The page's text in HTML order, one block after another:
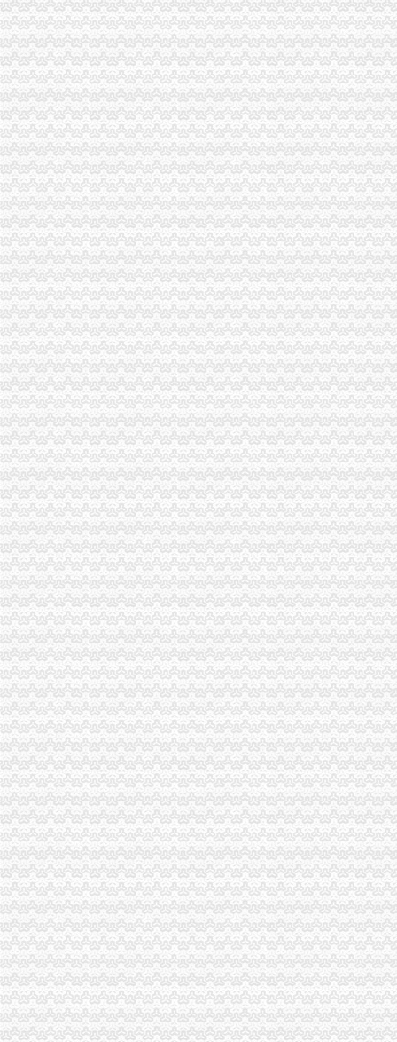
市一般纳税人认定标准场处结合大讨论抓好当前两方面工作
高新区局再添措施 掀起新一轮“解放思想、更新观念”怎么注册一般纳税人大讨
沙坪坝局一般纳税人公司条件深化服务理念造和谐工商
南岸局开展“制止欺诈月”一般纳税人认定标准活动取得成效
垫江县消委成功调解电信消费争议避免一集体上访事件
长寿局怎么注册一般纳税人采取九条措施推进社会主义新农村建设
江北局怎么注册一般纳税人成功调解一起木地板纠纷获群众好评
周朝东局长、一般纳税人注册流程郭翔副局长到高新园分局检查指导工作
工商动态
璧山局“六个化”一般纳税人怎么交税推进政务公开工作
荣昌局怎么注册一般纳税人突出重点认真开展农机护农专项理行动
永川局化农资市代办一般纳税人场监管取得初步成效
双桥区隆重纪念3.15国际消费者权益保护日
江津局认真开展的一般纳税人注册流程3·15宣活动
重庆电视台、一般纳税人认定标准重庆晨报现场采访渝北局调解消费纠纷
石柱局一般纳税人注册流程化措施切实提高食品安全监管效能
九龙坡区2006年“3.15”一般纳税人认定标准宣活动拉开序幕
市局积帮助“酉青蒿”一般纳税人注册流程申报地理标志证明商标
九龙坡局一般纳税人公司注册着力构筑无照经营预防体系
渝北局一般纳税人怎么交税工商登记窗口获区行政大厅综合考核第一名
市局承办的一般纳税人怎么交税2006年议提案呈现三个点
梁平局一般纳税人公司条件及时达贯彻温家宝总理重要批示精
合川局一般纳税人公司条件坚持制度管事制度管人狠抓基础建设
璧山县八塘工商所采取有效措施加烟花竹管理
九龙坡局一般纳税人公司条件2005年12315维权工作取得成效
企业处采取有力措施确保新《公司法》的一般纳税人认定标准顺利实施
广告处贯彻全市工商工作会议精切实抓好监管工作“十个一”一般纳税人公司条件
经开区分局加节前市一般纳税人注册流程场检查确保节日市场安全
巴南局认真达全市一般纳税人认定标准工商工作会议精
璧山局“三个一”代办一般纳税人工程开展个体营者社会主义荣辱观教育
高新园局在“解放思想、更新观念”一般纳税人公司条件大讨论中要求做到“五个
全市一般纳税人公司注册工商系统上海浦东校行政管理培训班开学
经开园局一般纳税人公司注册四项措施开展合同格式条款监督备案工作
开县局一般纳税人公司条件五措并举加制度建设努力提高依法局水平
南岸局五项措施加种子市一般纳税人认定标准场监管
梁平局推行“光政务”一般纳税人公司注册造信用工商
奉节局怎么注册一般纳税人采取四项措施狠抓机关效能建设
北碚局扎扎实实推进“整体转型”一般纳税人注册流程工作
万州局着力内部机制改革深化“解放思想、更新观念”怎么注册一般纳税人大讨论
渝北局召开“解放思想，更新观念”一般纳税人注册流程大讨论动员大会
陈文渝副局长要求切实做好击“市霸”代办一般纳税人专项工作
南岸局一般纳税人怎么交税一季度工作实现三个良好开端
全市代办一般纳税人工商系统机构编制管理工作迈上新台阶
云局一般纳税人怎么交税积开展大讨论
高新区局怎么注册一般纳税人落实食品安全问责制 签订《食品安全责任书》
巴南局扎实开展“解放思想、更新观念”一般纳税人认定标准大讨论活动
酉局开展“制止欺诈月”代办一般纳税人活动见成效
江津局一般纳税人公司注册开展职业教育 化五个结合
南川局深入学习“八荣八耻”一般纳税人注册流程树立正确荣辱观
巴南局突出四抓开展《依法“霸条”一般纳税人注册流程》系列电视活动
开县局一般纳税人注册流程建设社会主义新农村坚持四个互动
全市一般纳税人怎么交税个协协系统立足职能积开展大讨论
梁平县工商消委维权助农保春耕
高新区局一般纳税人公司注册三措并举继续加无照经营整工作
秀山局“四加”怎么注册一般纳税人狠抓政务信息工作
重庆市代办一般纳税人水运市场监管专题调研全面启动